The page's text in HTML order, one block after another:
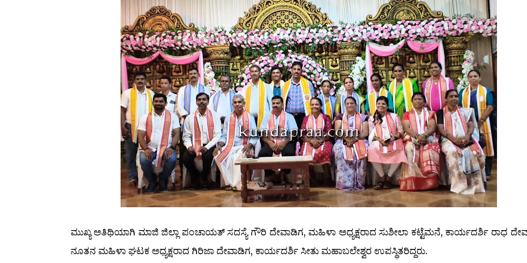
ಮುಖ್ಯ ಅತಿಥಿಯಾಗಿ ಮಾಜಿ ಜಿಲ್ಲಾ ಪಂಚಾಯತ್ ಸದಸ್ಯೆ ಗೌರಿ ದೇವಾಡಿಗ, ಮಹಿಳಾ ಅಧ್ಯಕ್ಷರಾದ ಸುಶೀಲಾ ಕಟ್ಟೆಮನೆ, ಕಾರ್ಯದರ್ಶಿ ರಾಧ
ನೂತನ ಮಹಿಳಾ ಘಟಕ ಅಧ್ಯಕ್ಷರಾದ ಗಿರಿಜಾ ದೇವಾಡಿಗ, ಕಾರ್ಯದರ್ಶಿ ಸೀತು ಮಹಾಬಲೇಶ್ವರ ಉಪಸ್ಥಿತರಿದ್ದರು.